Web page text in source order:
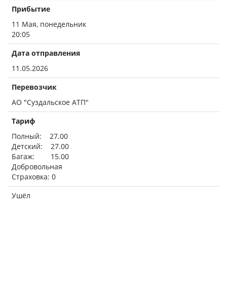
Прибытие
11 Мая, понедельник
20:05
Дата отправления
11.05.2026
Перевозчик
АО "Суздальское АТП"
Тариф
Полный: 27.00
Детский: 27.00
Багаж: 15.00
Добровольная
Страховка: 0
Ушёл